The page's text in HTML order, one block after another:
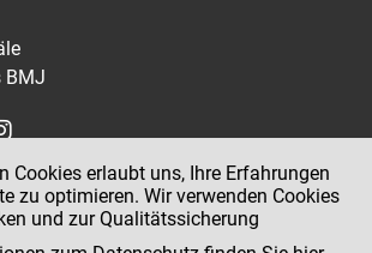
BMJ
Cookies erlaubt uns, Ihre Erfahrungen
zu optimieren. Wir verwenden Cookies
und zur Qualitätssicherung